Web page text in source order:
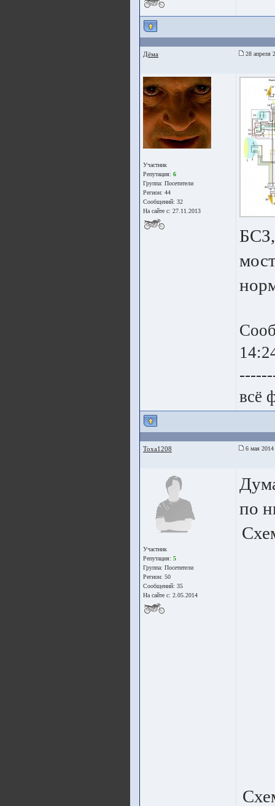
Дёма 28 апреля
Участник
Репутация: 6
Группа: Посетители
Регион: 44
Сообщений: 32
На сайте с: 27.11.2013
всё
Toxa1208 6 мая
Участник
Репутация: 5
Группа: Посетители
Регион: 50
Сообщений: 35
На сайте с: 2.05.2014
по